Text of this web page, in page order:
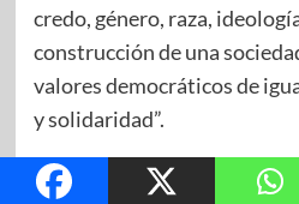
credo, género, raza,
construcción de una
valores democráticos de
y solidaridad”.
La fundamentación de este